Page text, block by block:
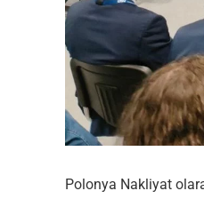
Polonya Nakliyat